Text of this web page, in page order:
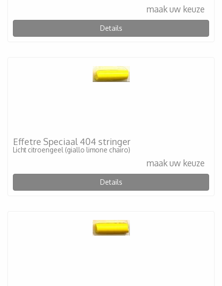
maak uw keuze
Details
Effetre Speciaal 404 stringer
Licht citroengeel (giallo limone chairo)
maak uw keuze
Details